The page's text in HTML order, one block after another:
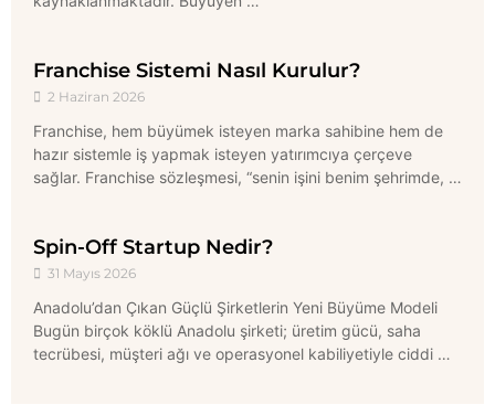
Franchise Sistemi Nasıl Kurulur?
2 Haziran 2026
Franchise, hem büyümek isteyen marka sahibine hem de
hazır sistemle iş yapmak isteyen yatırımcıya çerçeve
sağlar. Franchise sözleşmesi, “senin işini benim şehrimde, …
Spin-Off Startup Nedir?
31 Mayıs 2026
Anadolu’dan Çıkan Güçlü Şirketlerin Yeni Büyüme Modeli
Bugün birçok köklü Anadolu şirketi; üretim gücü, saha
tecrübesi, müşteri ağı ve operasyonel kabiliyetiyle ciddi …